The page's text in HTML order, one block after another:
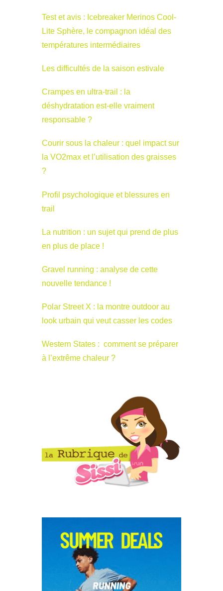
Test et avis : Icebreaker Merinos Cool-
Lite Sphère, le compagnon idéal des
températures intermédiaires
Les difficultés de la saison estivale
Crampes en ultra-trail : la
déshydratation est-elle vraiment
responsable ?
Courir sous la chaleur : quel impact sur
la VO2max et l’utilisation des graisses
?
Profil psychologique et blessures en
trail
La nutrition : un sujet qui prend de plus
en plus de place !
Gravel running : analyse de cette
nouvelle tendance !
Polar Street X : la montre outdoor au
look urbain qui veut casser les codes
Western States : comment se préparer
à l’extrême chaleur ?